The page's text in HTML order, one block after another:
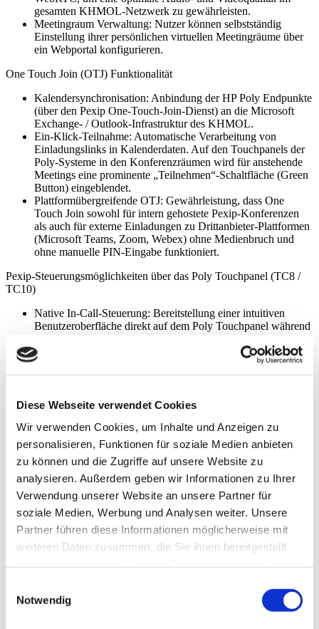
Diese Webseite verwendet Cookies
Wir verwenden Cookies, um Inhalte und Anzeigen zu
personalisieren, Funktionen für soziale Medien anbieten
zu können und die Zugriffe auf unsere Website zu
analysieren. Außerdem geben wir Informationen zu Ihrer
Verwendung unserer Website an unsere Partner für
soziale Medien, Werbung und Analysen weiter. Unsere
Partner führen diese Informationen möglicherweise mit
weiteren Daten zusammen, die Sie ihnen bereitgestellt
Notwendig
gesamten KHMOL-Netzwerk zu gewährleisten.
Meetingraum Verwaltung: Nutzer können selbstständig
Einstellung ihrer persönlichen virtuellen Meetingräume über
ein Webportal konfigurieren.
One Touch Join (OTJ) Funktionalität
Kalendersynchronisation: Anbindung der HP Poly Endpunkte
(über den Pexip One-Touch-Join-Dienst) an die Microsoft
Exchange- / Outlook-Infrastruktur des KHMOL.
Ein-Klick-Teilnahme: Automatische Verarbeitung von
Einladungslinks in Kalenderdaten. Auf den Touchpanels der
Poly-Systeme in den Konferenzräumen wird für anstehende
Meetings eine prominente „Teilnehmen“-Schaltfläche (Green
Button) eingeblendet.
Plattformübergreifende OTJ: Gewährleistung, dass One
Touch Join sowohl für intern gehostete Pexip-Konferenzen
als auch für externe Einladungen zu Drittanbieter-Plattformen
(Microsoft Teams, Zoom, Webex) ohne Medienbruch und
ohne manuelle PIN-Eingabe funktioniert.
Pexip-Steuerungsmöglichkeiten über das Poly Touchpanel (TC8 /
TC10)
Native In-Call-Steuerung: Bereitstellung einer intuitiven
Benutzeroberfläche direkt auf dem Poly Touchpanel während
Erweiterte Konferenzsteuerung:
Layout-Management: Wechseln und Anpassen der
Bildschirmlayouts (z. B. Sprecherfokus, Galerieansicht,
Teilnehmer-Verwaltung: Möglichkeit für den Raum-
(Mute/Unmute), Teilnehmer hinzuzufügen, zu
entfernen oder anzuheben (Präsentationsrechte
Konferenz-Funktionen: Direkte Steuerung von
erweiterten Pexip-Features wie das Sperren der
Konferenz (Lock Meeting) für unbefugte Personen
oder das Starten von lokalen
Aufzeichnungen/Streaming (sofern lizenziert)
Wartebereichs-Anzeige: Visuelle Signalisierung von
Teilnehmern, die sich im CI-konformen Wartebereich
befinden, mit der Option, diese per Knopfdruck auf dem
Touchpanel in die Konferenz einzulassen.
Sicherheit und Compliance